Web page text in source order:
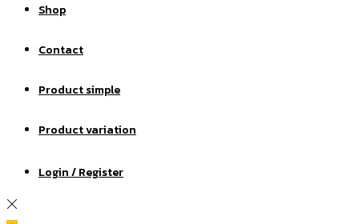
Shop
Contact
Product simple
Product variation
Login / Register